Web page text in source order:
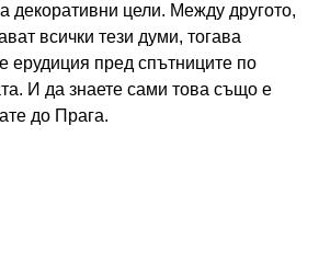
декоративни цели. Между другото,
всички тези думи, тогава
ерудиция пред спътниците по
И да знаете сами това също е
до Прага.